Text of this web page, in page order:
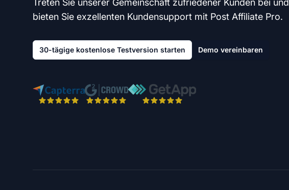
Treten Sie unserer Gemeinschaft zufriedener Kunden bei und
bieten Sie exzellenten Kundensupport mit Post Affiliate Pro.
30-tägige kostenlose Testversion starten Demo vereinbaren